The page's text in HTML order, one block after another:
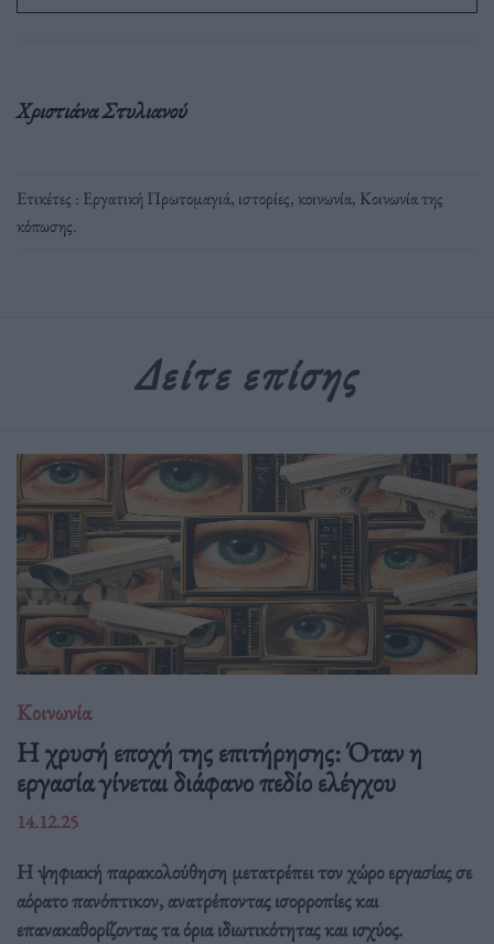
Χριστιάνα Στυλιανού
Ετικέτες : Εργατική Πρωτομαγιά, ιστορίες,κοινωνία, Κοινωνία της
κόπωσης.
Δείτε επίσης
Κοινωνία
Η χρυσή εποχή της επιτήρησης: Όταν η
εργασία γίνεται διάφανο πεδίο ελέγχου
14.12.25
Η ψηφιακή παρακολούθηση μετατρέπει τον χώρο εργασίας σε
αόρατο πανόπτικον, ανατρέποντας ισορροπίες και
επανακαθορίζοντας τα όρια ιδιωτικότητας και ισχύος.